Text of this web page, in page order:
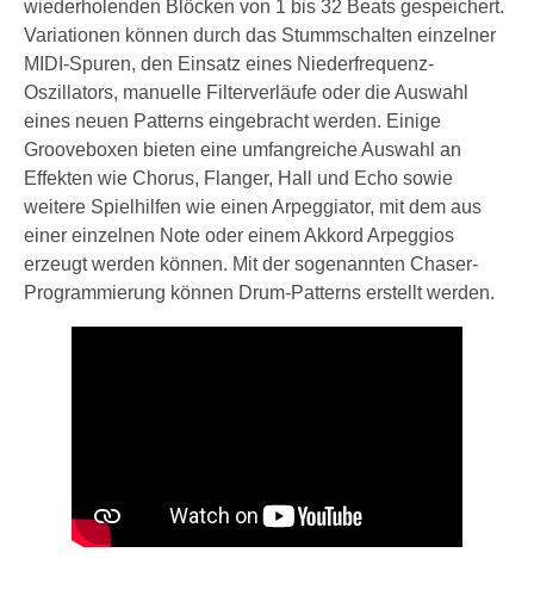
wiederholenden Blöcken von 1 bis 32 Beats gespeichert.
Variationen können durch das Stummschalten einzelner
MIDI-Spuren, den Einsatz eines Niederfrequenz-
Oszillators, manuelle Filterverläufe oder die Auswahl
eines neuen Patterns eingebracht werden. Einige
Grooveboxen bieten eine umfangreiche Auswahl an
Effekten wie Chorus, Flanger, Hall und Echo sowie
weitere Spielhilfen wie einen Arpeggiator, mit dem aus
einer einzelnen Note oder einem Akkord Arpeggios
erzeugt werden können. Mit der sogenannten Chaser-
Programmierung können Drum-Patterns erstellt werden.